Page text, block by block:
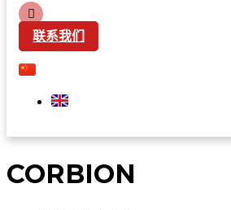
联系我们
CORBION